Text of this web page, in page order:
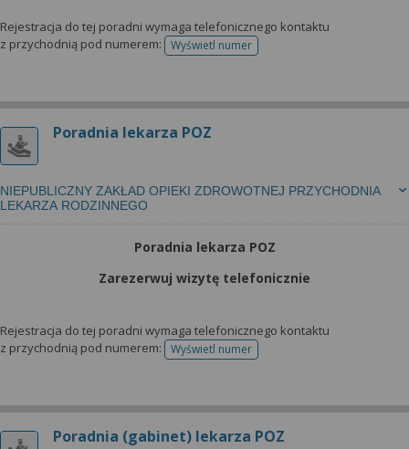
Rejestracja do tej poradni wymaga telefonicznego kontaktu
z przychodnią pod numerem:
Wyświetl numertelefonu do rejestracji
Poradnia lekarza POZ
NIEPUBLICZNY ZAKŁAD OPIEKI ZDROWOTNEJ PRZYCHODNIA
LEKARZA RODZINNEGO
Poradnia lekarza POZ
Zarezerwuj wizytę telefonicznie
Rejestracja do tej poradni wymaga telefonicznego kontaktu
z przychodnią pod numerem:
Wyświetl numertelefonu do rejestracji
Poradnia (gabinet) lekarza POZ